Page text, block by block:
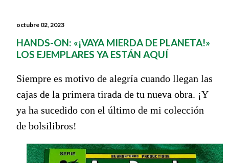
octubre 02, 2023
HANDS-ON: «¡VAYA MIERDA DE PLANETA!»
LOS EJEMPLARES YA ESTÁN AQUÍ
Siempre es motivo de alegría cuando llegan las
cajas de la primera tirada de tu nueva obra. ¡Y
ya ha sucedido con el último de mi colección
de bolsilibros!